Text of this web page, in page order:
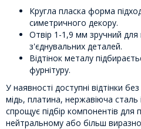
Кругла пласка форма
симетричного декору.
Отвір 1-1,9 мм зручний для
з'єднувальних деталей.
Відтінок металу
фурнітуру.
У наявності доступні відтінки
мідь, платина, нержавіюча сталь
спрощує підбір компонентів для
нейтральному або більш